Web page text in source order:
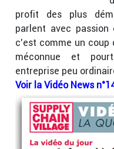
profit des plus
parlent avec
c’est comme un
méconnue et
entreprise peu
Voir la Vidéo News